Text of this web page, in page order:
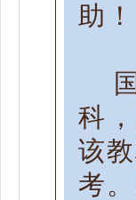
助！
科 ，
该
考。